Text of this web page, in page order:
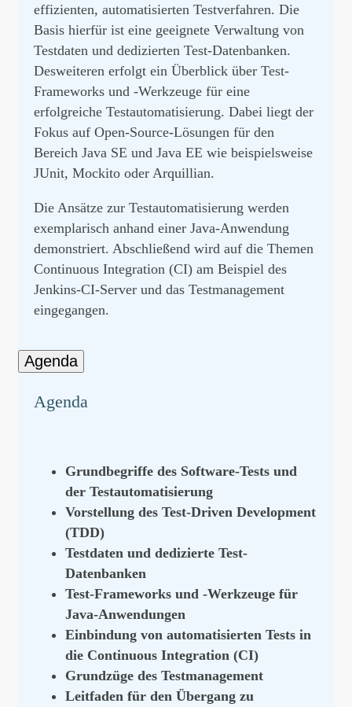
effizienten, automatisierten Testverfahren. Die
Basis hierfür ist eine geeignete Verwaltung von
Testdaten und dedizierten Test-Datenbanken.
Desweiteren erfolgt ein Überblick über Test-
Frameworks und -Werkzeuge für eine
erfolgreiche Testautomatisierung. Dabei liegt der
Fokus auf Open-Source-Lösungen für den
Bereich Java SE und Java EE wie beispielsweise
JUnit, Mockito oder Arquillian.
Die Ansätze zur Testautomatisierung werden
exemplarisch anhand einer Java-Anwendung
demonstriert. Abschließend wird auf die Themen
Continuous Integration (CI) am Beispiel des
Jenkins-CI-Server und das Testmanagement
eingegangen.
Agenda
Agenda
Grundbegriffe des Software-Tests und
der Testautomatisierung
Vorstellung des Test-Driven Development
(TDD)
Testdaten und dedizierte Test-
Datenbanken
Test-Frameworks und -Werkzeuge für
Java-Anwendungen
Einbindung von automatisierten Tests in
die Continuous Integration (CI)
Grundzüge des Testmanagement
Leitfaden für den Übergang zu